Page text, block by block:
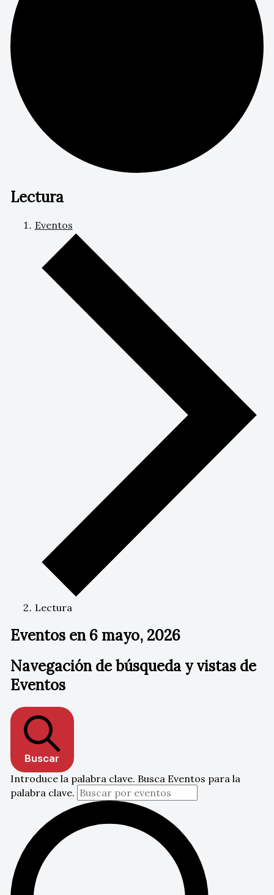
Lectura
Eventos
Lectura
Eventos en 6 mayo, 2026
Navegación de búsqueda y vistas de
Eventos
Buscar
Introduce la palabra clave. Busca Eventos para la
palabra clave.